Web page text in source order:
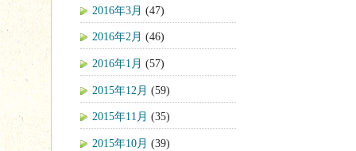
2016年3月 (47)
2016年2月 (46)
2016年1月 (57)
2015年12月 (59)
2015年11月 (35)
2015年10月 (39)